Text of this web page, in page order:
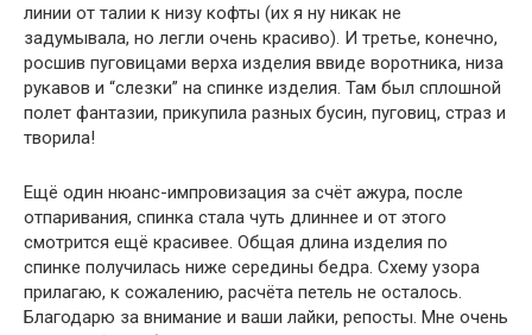
линии от талии к низу кофты (их я ну никак не
задумывала, но легли очень красиво). И третье, конечно,
росшив пуговицами верха изделия ввиде воротника, низа
рукавов и “слезки” на спинке изделия. Там был сплошной
полет фантазии, прикупила разных бусин, пуговиц, страз и
творила!
Ещё один нюанс-импровизация за счёт ажура, после
отпаривания, спинка стала чуть длиннее и от этого
смотрится ещё красивее. Общая длина изделия по
спинке получилась ниже середины бедра. Схему узора
прилагаю, к сожалению, расчёта петель не осталось.
Благодарю за внимание и ваши лайки, репосты. Мне очень